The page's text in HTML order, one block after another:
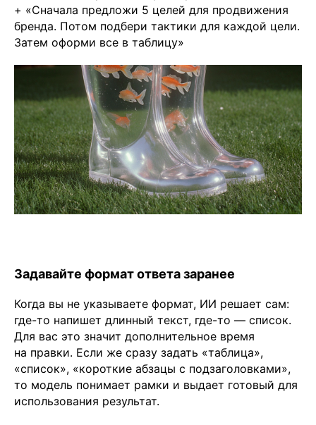
+ «Сначала предложи 5 целей для продвижения
бренда. Потом подбери тактики для каждой цели.
Затем оформи все в таблицу»
Задавайте формат ответа заранее
Когда вы не указываете формат, ИИ решает сам:
где-то напишет длинный текст, где-то — список.
Для вас это значит дополнительное время
на правки. Если же сразу задать «таблица»,
«список», «короткие абзацы с подзаголовками»,
то модель понимает рамки и выдает готовый для
использования результат.